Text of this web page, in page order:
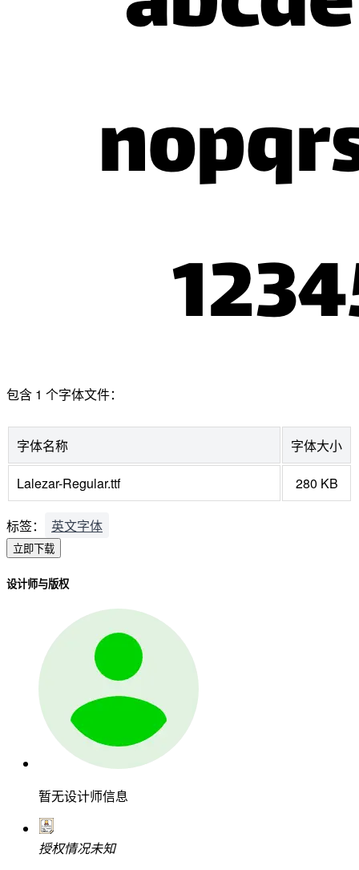
包含 1 个字体文件：
字体名称 字体大小
Lalezar-Regular.ttf 280 KB
标签： 英文字体
立即下载
设计师与版权
暂无设计师信息
授权情况未知